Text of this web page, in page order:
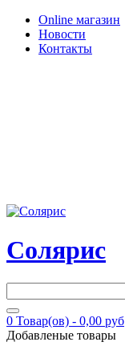
Online магазин
Новости
Контакты
Солярис
0 Товар(ов) - 0,00 руб
Добавленые товары